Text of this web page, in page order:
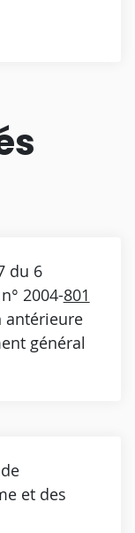
du 6
2004-801
antérieure
général
et des